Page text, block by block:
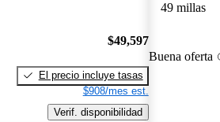
$49,597
El precio incluye tasas
$908/mes est.
Verif. disponibilidad
49 millas
Buena oferta